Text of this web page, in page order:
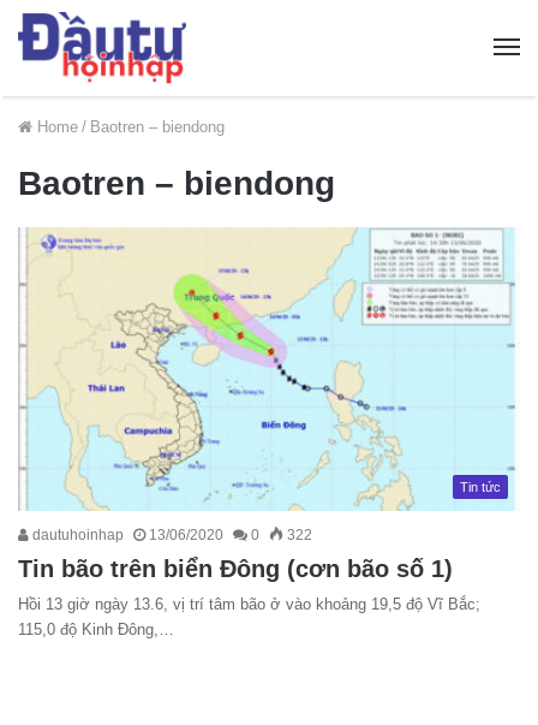
Home / Baotren – biendong
Baotren – biendong
Tin tức
dautuhoinhap 13/06/2020 0 322
Tin bão trên biển Đông (cơn bão số 1)
Hồi 13 giờ ngày 13.6, vị trí tâm bão ở vào khoảng 19,5 độ Vĩ Bắc;
115,0 độ Kinh Đông,…